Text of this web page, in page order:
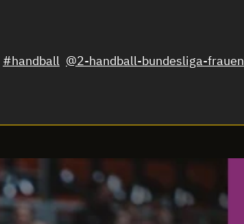
#handball @2-handball-bundesliga-frauen